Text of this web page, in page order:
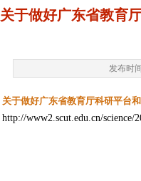
关于做好广东省教育
发布时
关于做好广东省教育厅科研平台
http://www2.scut.edu.cn/science/